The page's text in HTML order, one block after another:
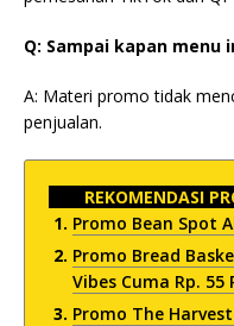
Q: Sampai kapan menu
A: Materi promo tidak
penjualan.
REKOMENDASI
Promo Bean Spot
Promo Bread
Vibes Cuma Rp. 55
Promo The